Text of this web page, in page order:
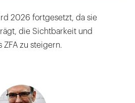
2026 fortgesetzt, da sie
die Sichtbarkeit und
ZFA zu steigern.